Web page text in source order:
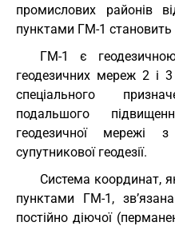
промислових районів
пунктами ГМ-1 становить
ГМ-1 є
геодезичних мереж 2 і
спеціального
подальшого
геодезичної мережі
супутникової геодезії.
Система координат,
пунктами ГМ-1,
постійно діючої